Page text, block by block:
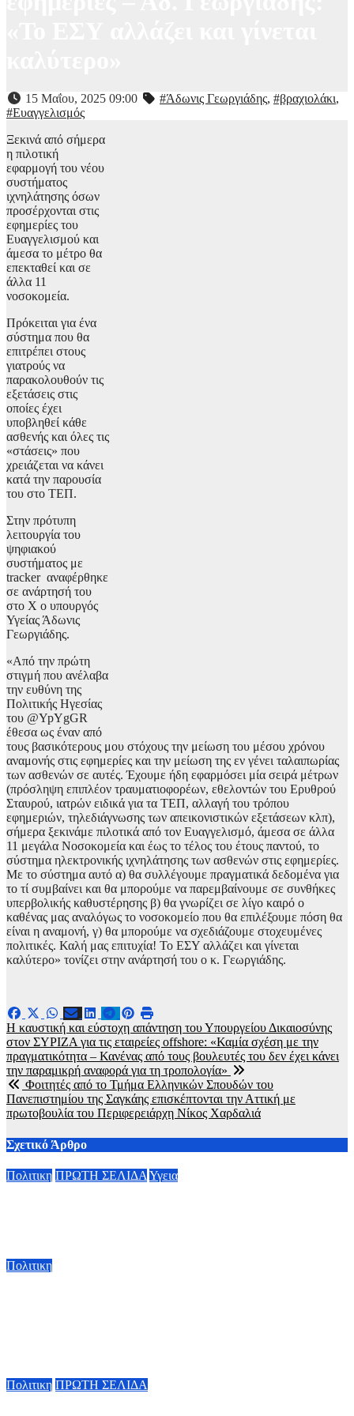
15 Μαΐου, 2025 09:00 #Άδωνις Γεωργιάδης, #βραχιολάκι,
#Ευαγγελισμός
Ξεκινά από σήμερα
η πιλοτική
εφαρμογή του νέου
συστήματος
ιχνηλάτησης όσων
προσέρχονται στις
εφημερίες του
Ευαγγελισμού και
άμεσα το μέτρο θα
επεκταθεί και σε
άλλα 11
νοσοκομεία.
Πρόκειται για ένα
σύστημα που θα
επιτρέπει στους
γιατρούς να
παρακολουθούν τις
εξετάσεις στις
οποίες έχει
υποβληθεί κάθε
ασθενής και όλες τις
«στάσεις» που
χρειάζεται να κάνει
κατά την παρουσία
του στο ΤΕΠ.
Στην πρότυπη
λειτουργία του
ψηφιακού
συστήματος με
tracker αναφέρθηκε
σε ανάρτησή του
στο Χ ο υπουργός
Υγείας Άδωνις
Γεωργιάδης.
«Από την πρώτη
στιγμή που ανέλαβα
την ευθύνη της
Πολιτικής Ηγεσίας
του @YpYgGR
έθεσα ως έναν από
τους βασικότερους μου στόχους την μείωση του μέσου χρόνου
αναμονής στις εφημερίες και την μείωση της εν γένει ταλαιπωρίας
των ασθενών σε αυτές. Έχουμε ήδη εφαρμόσει μία σειρά μέτρων
(πρόσληψη επιπλέον τραυματιοφορέων, εθελοντών του Ερυθρού
Σταυρού, ιατρών ειδικά για τα ΤΕΠ, αλλαγή του τρόπου
εφημεριών, τηλεδιάγνωσης των απεικονιστικών εξετάσεων κλπ),
σήμερα ξεκινάμε πιλοτικά από τον Ευαγγελισμό, άμεσα σε άλλα
11 μεγάλα Νοσοκομεία και έως το τέλος του έτους παντού, το
σύστημα ηλεκτρονικής ιχνηλάτησης των ασθενών στις εφημερίες.
Με το σύστημα αυτό α) θα συλλέγουμε πραγματικά δεδομένα για
το τί συμβαίνει και θα μπορούμε να παρεμβαίνουμε σε συνθήκες
υπερβολικής καθυστέρησης β) θα γνωρίζει σε λίγο καιρό ο
καθένας μας αναλόγως το νοσοκομείο που θα επιλέξουμε πόση θα
είναι η αναμονή, γ) θα μπορούμε να σχεδιάζουμε στοχευμένες
πολιτικές. Καλή μας επιτυχία! Το ΕΣΥ αλλάζει και γίνεται
καλύτερο» τονίζει στην ανάρτησή του ο κ. Γεωργιάδης.
Πλοήγηση
άρθρων
H καυστική και εύστοχη απάντηση του Υπουργείου Δικαιοσύνης
στον ΣΥΡΙΖΑ για τις εταιρείες offshore: «Καμία σχέση με την
πραγματικότητα – Κανένας από τους βουλευτές του δεν έχει κάνει
την παραμικρή αναφορά για τη τροπολογία»
Φοιτητές από το Τμήμα Ελληνικών Σπουδών του
Πανεπιστημίου της Σαγκάης επισκέπτονται την Αττική με
πρωτοβουλία του Περιφερειάρχη Νίκος Χαρδαλιά
Σχετικό Άρθρο
Πολιτικη ΠΡΩΤΗ ΣΕΛΙΔΑ Υγεια
Πολιτικη
Πολιτικη ΠΡΩΤΗ ΣΕΛΙΔΑ